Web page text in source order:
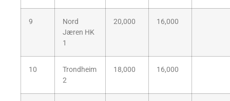
9
Nord
Jæren HK
1
20,000 16,000
10
Trondheim
2
18,000 16,000